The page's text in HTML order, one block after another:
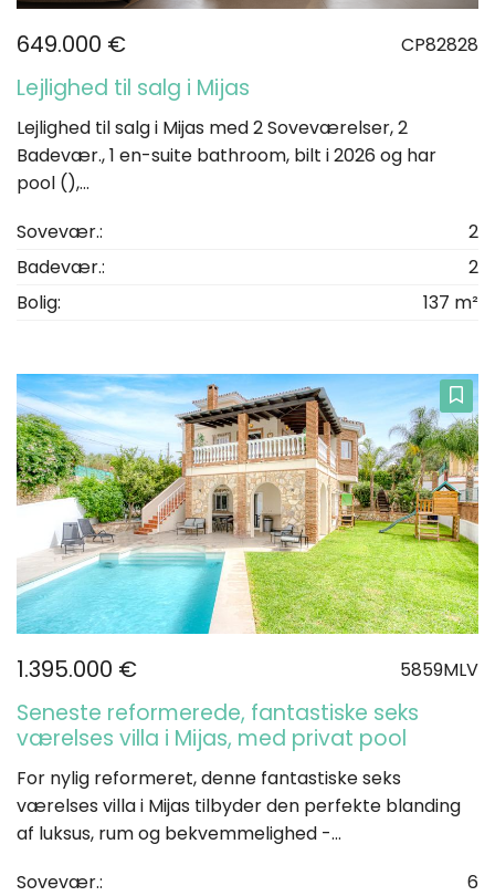
649.000 € CP82828
Lejlighed til salg i Mijas
Lejlighed til salg i Mijas med 2 Soveværelser, 2
Badevær., 1 en-suite bathroom, bilt i 2026 og har
pool (),...
Sovevær.:
2
Badevær.:
2
Bolig:
137 m²
1.395.000 € 5859MLV
Seneste reformerede, fantastiske seks
værelses villa i Mijas, med privat pool
For nylig reformeret, denne fantastiske seks
værelses villa i Mijas tilbyder den perfekte blanding
af luksus, rum og bekvemmelighed -...
Sovevær.:
6